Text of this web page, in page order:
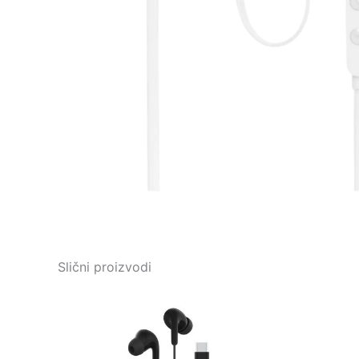
Slični proizvodi